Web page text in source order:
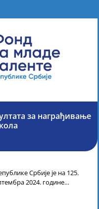
за награђивање
Србије је на 125.
2024. године